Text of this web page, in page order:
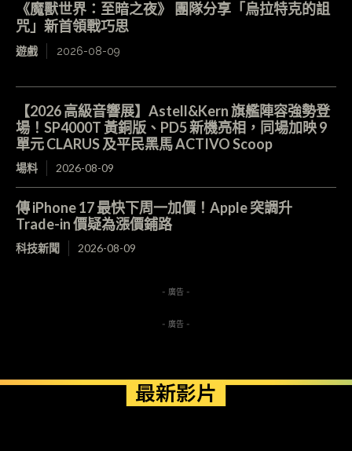
《魔獸世界：至暗之夜》 團隊分享「烏拉特克的詛
咒」新首領戰巧思
遊戲 2026-08-09
【2026 高級音響展】Astell&Kern 旗艦陣容強勢登
場！SP4000T 黃銅版、PD5 新機亮相，同場加映 9
單元 CLARUS 及平民黑馬 ACTIVO Scoop
場料 2026-08-09
傳 iPhone 17 最快下周一加價！Apple 突調升
Trade-in 價疑為漲價鋪路
科技新聞 2026-08-09
- 廣告 -
- 廣告 -
最新影片